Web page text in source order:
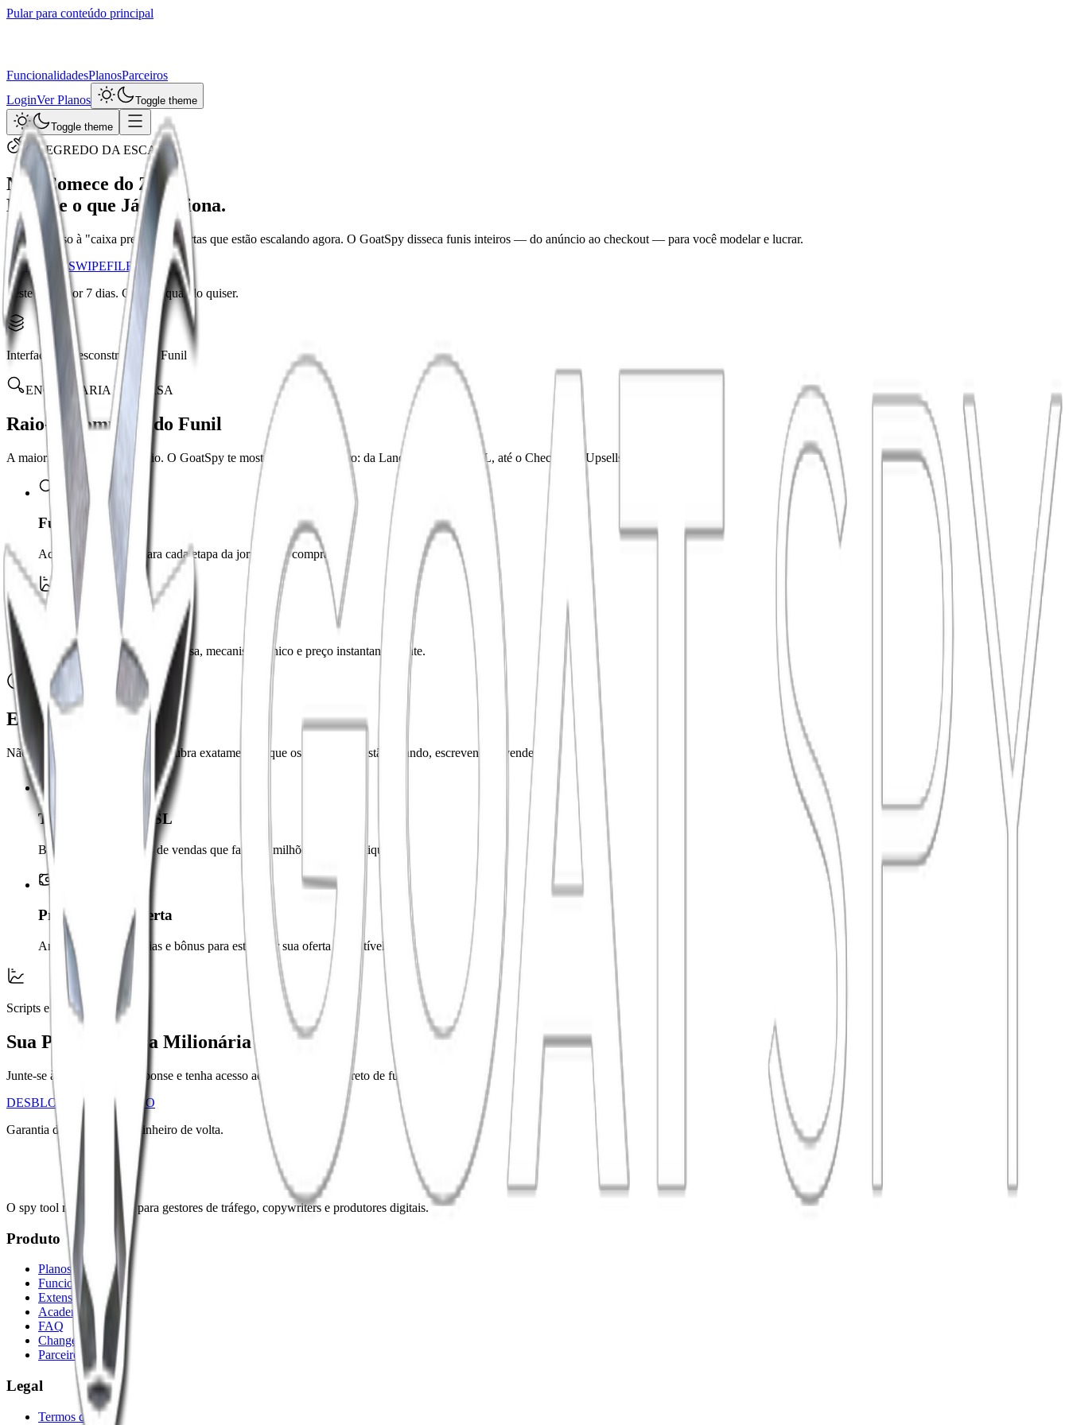
Pular para conteúdo principal
FuncionalidadesPlanosParceiros
LoginVer Planos Toggle theme
Toggle theme
O SEGREDO DA ESCALA
Não Comece do Zero.
Modele o que Já Funciona.
Tenha acesso à "caixa preta" das ofertas que estão escalando agora. O GoatSpy disseca funis inteiros — do anúncio ao checkout — para você modelar e lucrar.
ACESSAR SWIPEFILE
Teste grátis por 7 dias. Cancele quando quiser.
Interface de Desconstrução de Funil
ENGENHARIA REVERSA
Raio-X Completo do Funil
A maioria vê apenas o anúncio. O GoatSpy te mostra o iceberg inteiro: da Landing Page ao VSL, até o Checkout e Upsells.
Funil Completo
Acesse links diretos para cada etapa da jornada de compra.
DNA da Oferta
Identificamos o nicho, promessa, mecanismo único e preço instantaneamente.
MODELAGEM
Estratégias Validadas
Não tente reinventar a roda. Descubra exatamente o que os top players estão falando, escrevendo e vendendo.
Transcrições de VSL
Baixe scripts de vídeos de vendas que faturam milhões com um clique.
Precificação e Oferta
Analise tickets, garantias e bônus para estruturar sua oferta irresistível.
Scripts e Estratégias
Sua Próxima Ideia Milionária Está Aqui
Junte-se à elite do direct response e tenha acesso ao nosso acervo secreto de funis vencedores.
DESBLOQUEAR ACESSO
Garantia de 7 dias ou seu dinheiro de volta.
O spy tool mais completo para gestores de tráfego, copywriters e produtores digitais.
Produto
Planos e Preços
Funcionalidades
Extensão Chrome
Academy
FAQ
Changelog
Parceiros
Legal
Termos de Uso